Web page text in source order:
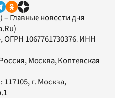
– Главные новости дня
, ОГРН 1067761730376, ИНН
Москва, Коптевская
117105, г. Москва,